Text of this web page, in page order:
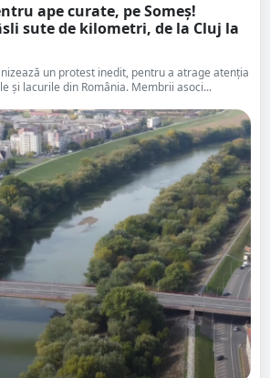
ape curate, pe Someș!
sute de kilometri, de la Cluj la
un protest inedit, pentru a atrage atenția
și lacurile din România. Membrii asoci...